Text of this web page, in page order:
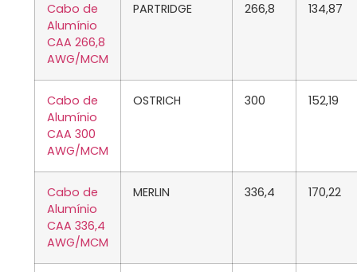
Cabo de
Alumínio
CAA 266,8
AWG/MCM
PARTRIDGE 266,8 134,87
Cabo de
Alumínio
CAA 300
AWG/MCM
OSTRICH 300 152,19
Cabo de
Alumínio
CAA 336,4
AWG/MCM
MERLIN 336,4 170,22